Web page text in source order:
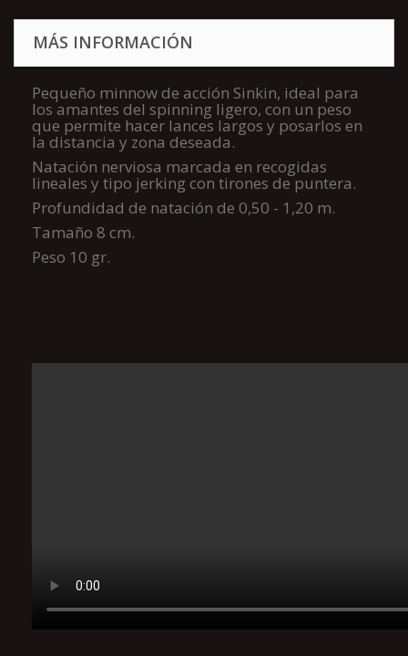
MÁS INFORMACIÓN
Pequeño minnow de acción Sinkin, ideal para
los amantes del spinning ligero, con un peso
que permite hacer lances largos y posarlos en
la distancia y zona deseada.
Natación nerviosa marcada en recogidas
lineales y tipo jerking con tirones de puntera.
Profundidad de natación de 0,50 - 1,20 m.
Tamaño 8 cm.
Peso 10 gr.